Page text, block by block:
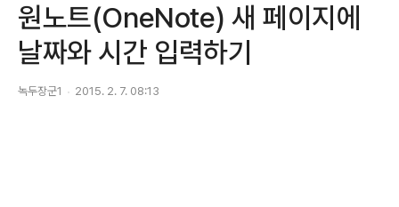
원노트(OneNote) 새 페이지에
날짜와 시간 입력하기
녹두장군1 2015. 2. 7. 08:13